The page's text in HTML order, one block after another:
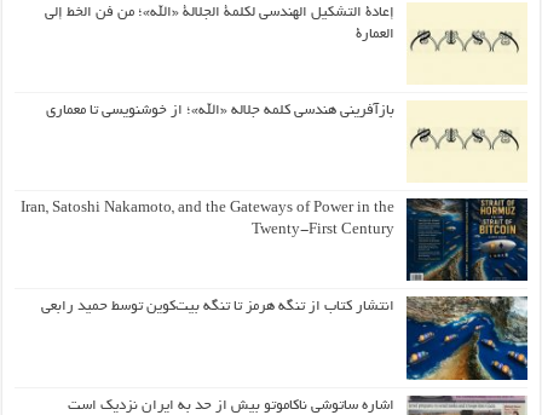
إعادة التشكيل الهندسي لكلمة الجلالة «الله»؛ من فن الخط إلى
العمارة
بازآفرینی هندسی کلمه جلاله «الله»؛ از خوشنویسی تا معماری
Iran, Satoshi Nakamoto, and the Gateways of Power in the
Twenty-First Century
انتشار کتاب از تنگه هرمز تا تنگه بیت‌کوین توسط حمید رابعی
اشاره ساتوشی ناکاموتو بیش از حد به ایران نزدیک است